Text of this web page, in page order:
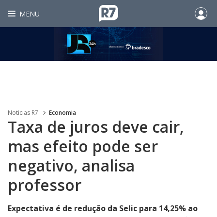
MENU
Noticias R7 Economia
Taxa de juros deve cair,
mas efeito pode ser
negativo, analisa
professor
Expectativa é de redução da Selic para 14,25% ao